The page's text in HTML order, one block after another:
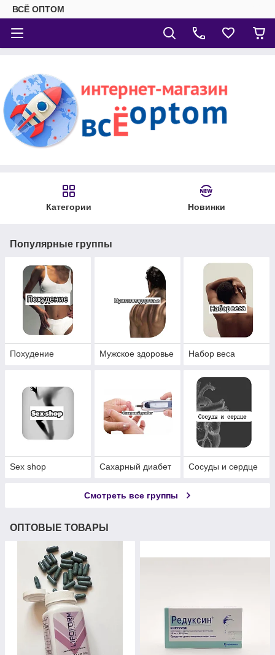
ВСЁ ОПТОМ
Категории Новинки
Популярные группы
Похудение Мужское здоровье Набор веса
Sex shop Сахарный диабет Сосуды и сердце
Смотреть все группы
ОПТОВЫЕ ТОВАРЫ